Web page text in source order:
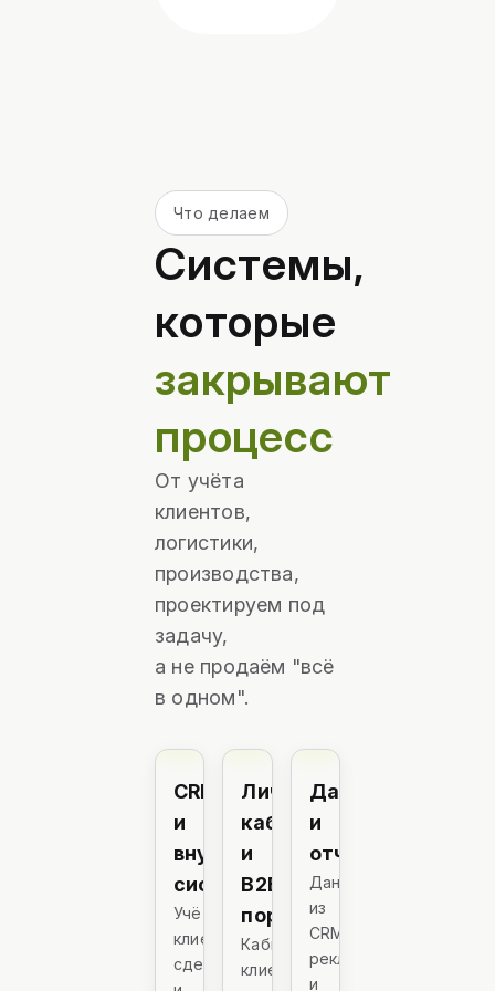
Что делаем
Системы,
которые
закрывают
процесс
От учёта
клиентов,
логистики,
производства,
проектируем под
задачу,
а не продаём "всё
в одном".
CRM
и
внутренние
системы
Учёт
клиентов,
сделок
Личные
кабинеты
и
B2B-
порталы
Кабинет
клиента
Дашборды
и
отчётность
Данные
из
CRM,
рекламы
и